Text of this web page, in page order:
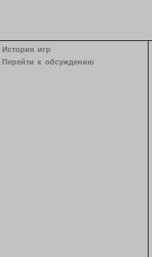
История игр
Перейти к обсуждению